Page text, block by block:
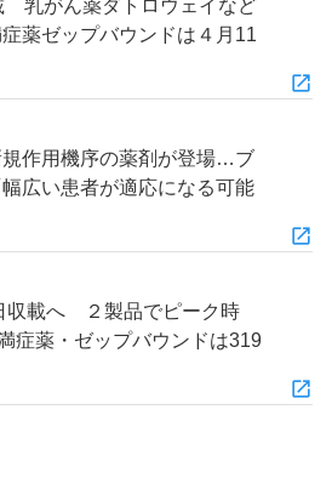
乳がん薬ダトロウェイなど
薬ゼップバウンドは４月11
作用機序の薬剤が登場…ブ
広い患者が適応になる可能
載へ ２製品でピーク時
薬・ゼップバウンドは319